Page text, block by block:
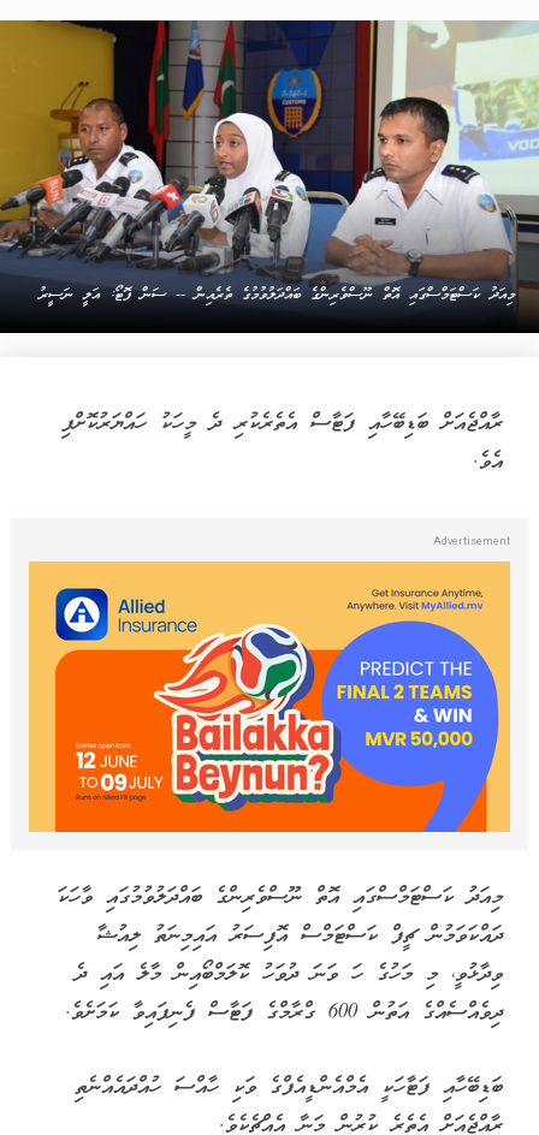
މިއަދު ކަސްޓަމްސްގައި އޮތް ނޫސްވެރިންގެ ބައްދަލުވުމުގެ ތެރެއިން -- ސަން ފޮޓޯ: އަލީ ނަސީރު
ރާއްޖެއަށް ބަޑިބޭހާއި ފަޓާސް އެތެރެކުރި ދެ މީހަކު ހައްޔަރުކޮށްފި
އެވެ.
މިއަދު ކަސްޓަމްސްގައި އޮތް ނޫސްވެރިންގެ ބައްދަލުވުމުގައި ވާހަކަ
ދައްކަވަމުން ޗީފް ކަސްޓަމްސް އޮފިސަރު އައިމިނަތު ލިއުޝާ
ވިދާޅުވީ، މި މަހުގެ ހަ ވަނަ ދުވަހު ކޮލަމްބޯއިން މާލެ އައި ދެ
ދިވެއްސެއްގެ އަތުން 600 ގްރާމްގެ ފަޓާސް ފެނިފައިވާ ކަމަށެވެ.
ބަޑިބޭހާއި ފަޓާހަކީ އެމްއެންޑީއެފްގެ ވަކި ހާއްސަ ހުއްދައެއްނެތި
ރާއްޖެއަށް އެތެރެ ކުރުން މަނާ އެއްޗެކެވެ.